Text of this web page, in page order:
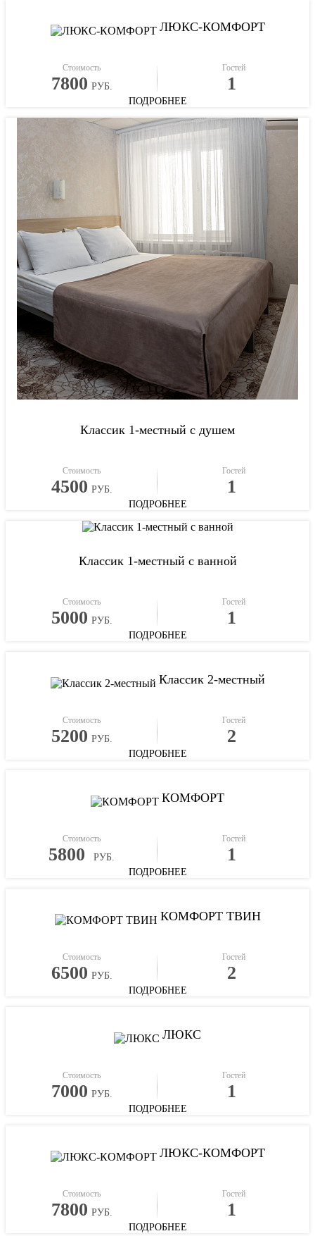
ЛЮКС-КОМФОРТ
Стоимость
7800 РУБ.
Гостей
1
ПОДРОБНЕЕ
Классик 1-местный с душем
Стоимость
4500 РУБ.
Гостей
1
ПОДРОБНЕЕ
Классик 1-местный с ванной
Стоимость
5000 РУБ.
Гостей
1
ПОДРОБНЕЕ
Классик 2-местный
Стоимость
5200 РУБ.
Гостей
2
ПОДРОБНЕЕ
КОМФОРТ
Стоимость
5800 РУБ.
Гостей
1
ПОДРОБНЕЕ
КОМФОРТ ТВИН
Стоимость
6500 РУБ.
Гостей
2
ПОДРОБНЕЕ
ЛЮКС
Стоимость
7000 РУБ.
Гостей
1
ПОДРОБНЕЕ
ЛЮКС-КОМФОРТ
Стоимость
7800 РУБ.
Гостей
1
ПОДРОБНЕЕ